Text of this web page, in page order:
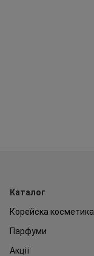
Каталог
Корейска косметика
Парфуми
Акції